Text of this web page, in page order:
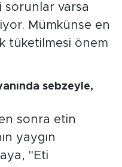
varsa
Mümkünse en
tüketilmesi önem
sebzeyle,
sonra etin
yaygın
"Eti